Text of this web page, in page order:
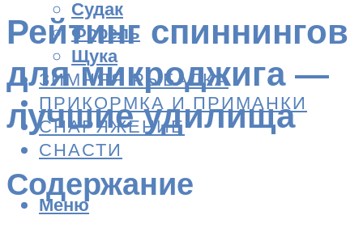
Судак
Форель
Щука
ЗИМНЯЯ РЫБАЛКА
ПРИКОРМКА И ПРИМАНКИ
СНАРЯЖЕНИЕ
СНАСТИ
Меню
Рейтинг спиннингов
для микроджига —
лучшие удилища
Содержание